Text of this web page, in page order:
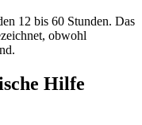
12 bis 60 Stunden. Das
obwohl
Hilfe